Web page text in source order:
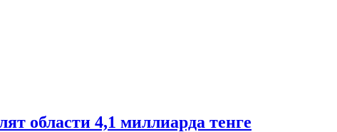
области 4,1 миллиарда тенге